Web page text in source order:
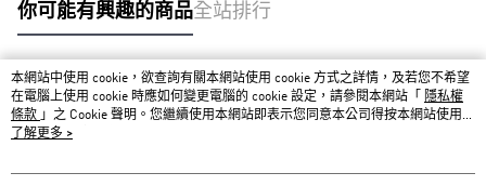
你可能有興趣的商品全站排行
熱門標籤
本網站中使用 cookie，欲查詢有關本網站使用 cookie 方式之詳情，及若您不希望
在電腦上使用 cookie 時應如何變更電腦的 cookie 設定，請參閱本網站「
隱私權
條款 」之 Cookie 聲明。您繼續使用本網站即表示您同意本公司得按本網站使用條
款之 Cookie 聲明使用 cookie。
了解更多 >